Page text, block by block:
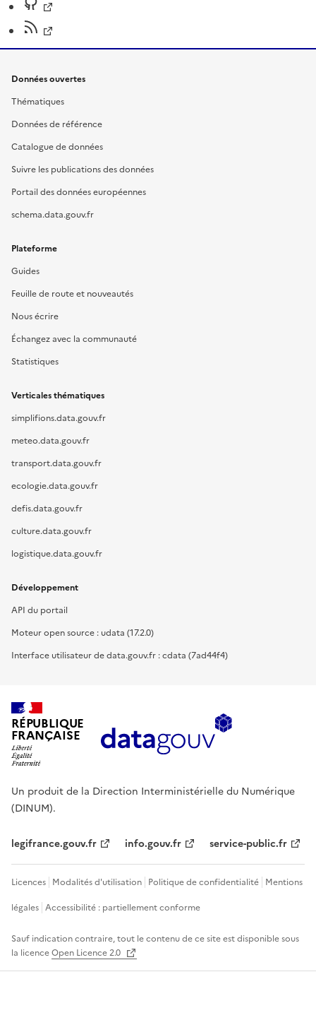
Données ouvertes
Thématiques
Données de référence
Catalogue de données
Suivre les publications des données
Portail des données européennes
schema.data.gouv.fr
Plateforme
Guides
Feuille de route et nouveautés
Nous écrire
Échangez avec la communauté
Statistiques
Verticales thématiques
simplifions.data.gouv.fr
meteo.data.gouv.fr
transport.data.gouv.fr
ecologie.data.gouv.fr
defis.data.gouv.fr
culture.data.gouv.fr
logistique.data.gouv.fr
Développement
API du portail
Moteur open source : udata (17.2.0)
Interface utilisateur de data.gouv.fr : cdata (7ad44f4)
RÉPUBLIQUE
FRANÇAISE
Un produit de la Direction Interministérielle du Numérique
(DINUM).
legifrance.gouv.fr info.gouv.fr service-public.fr
Licences Modalités d'utilisation Politique de confidentialité Mentions
légales Accessibilité : partiellement conforme
Sauf indication contraire, tout le contenu de ce site est disponible sous
la licenceOpen Licence 2.0